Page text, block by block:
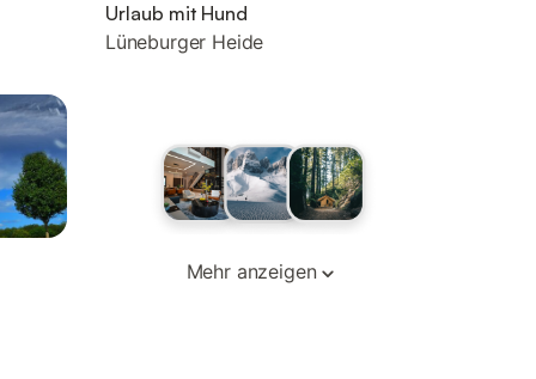
Urlaub mit Hund
Lüneburger Heide
Mehr anzeigen